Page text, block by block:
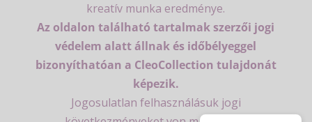
kreatív munka eredménye.
Az oldalon található tartalmak szerzői jogi
védelem alatt állnak és időbélyeggel
bizonyíthatóan a CleoCollection tulajdonát
képezik.
Jogosulatlan felhasználásuk jogi